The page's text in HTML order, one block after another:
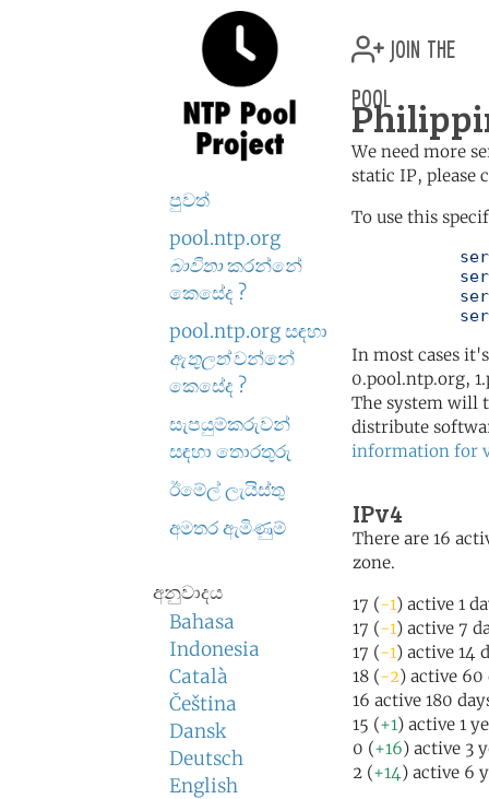
පුවත්
pool.ntp.org
බාවිතාකරන්නේ
කෙසේද ?
pool.ntp.org සඳහා
ඇතුලත්වන්නේ
කෙසේද ?
සැපයුම්කරුවන්
සඳහා තොරතුරු
ඊමේල් ලැයිස්තු
අමතර ඇමිණුම්
අනුවාදය
Bahasa
Indonesia
Català
Čeština
Dansk
Deutsch
English
join the
pool
We need more
static IP, please
To use this
In most cases
0.pool.ntp.org,
The system will
distribute
information for
IPv4
There are 16
zone.
17 (-1) active 1
17 (-1) active 7
17 (-1) active 14
18 (-2) active 60
16 active 180
15 (+1) active 1
0 (+16) active 3
2 (+14) active 6